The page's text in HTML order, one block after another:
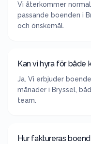
Vi återkommer
passande boenden i
och önskemål.
Kan vi hyra för både
Ja. Vi erbjuder
månader i Bryssel,
team.
Hur faktureras